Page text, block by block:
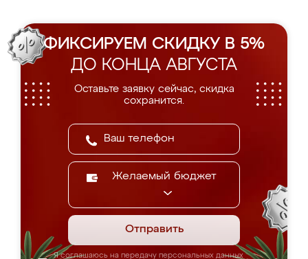
ФИКСИРУЕМ СКИДКУ В 5%
ДО КОНЦА АВГУСТА
Оставьте заявку сейчас, скидка
сохранится.
Желаемый бюджет
Отправить
Я соглашаюсь на передачу персональных данных